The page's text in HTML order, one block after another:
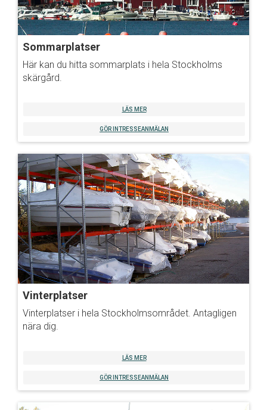
Sommarplatser
Här kan du hitta sommarplats i hela Stockholms
skärgård.
LÄS MER
GÖR INTRESSEANMÄLAN
Vinterplatser
Vinterplatser i hela Stockholmsområdet. Antagligen
nära dig.
LÄS MER
GÖR INTRESSEANMÄLAN